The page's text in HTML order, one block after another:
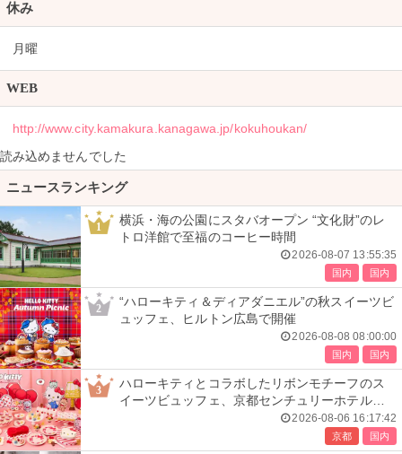
休み
月曜
WEB
http://www.city.kamakura.kanagawa.jp/kokuhoukan/
読み込めませんでした
ニュースランキング
1
横浜・海の公園にスタバオープン “文化財”のレ
トロ洋館で至福のコーヒー時間
2026-08-07 13:55:35
国内 国内
2
“ハローキティ＆ディアダニエル”の秋スイーツビ
ュッフェ、ヒルトン広島で開催
2026-08-08 08:00:00
国内 国内
3
ハローキティとコラボしたリボンモチーフのス
イーツビュッフェ、京都センチュリーホテルで
2026-08-06 16:17:42
京都 国内